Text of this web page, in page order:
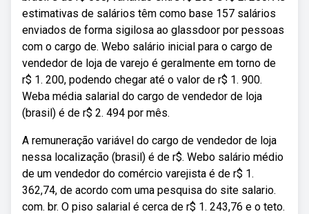
estimativas de salários têm como base 157 salários
enviados de forma sigilosa ao glassdoor por pessoas
com o cargo de. Webo salário inicial para o cargo de
vendedor de loja de varejo é geralmente em torno de
r$ 1. 200, podendo chegar até o valor de r$ 1. 900.
Weba média salarial do cargo de vendedor de loja
(brasil) é de r$ 2. 494 por mês.
A remuneração variável do cargo de vendedor de loja
nessa localização (brasil) é de r$. Webo salário médio
de um vendedor do comércio varejista é de r$ 1.
362,74, de acordo com uma pesquisa do site salario.
com. br. O piso salarial é cerca de r$ 1. 243,76 e o teto.